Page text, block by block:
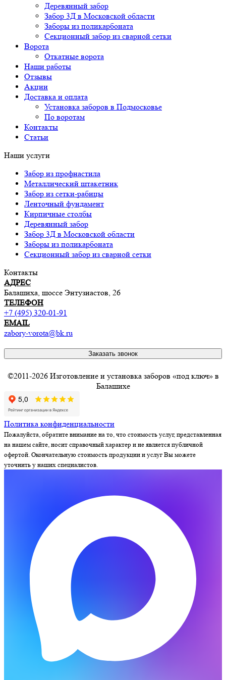
Деревянный забор
Забор 3Д в Московской области
Заборы из поликарбоната
Секционный забор из сварной сетки
Ворота
Откатные ворота
Наши работы
Отзывы
Акции
Доставка и оплата
Установка заборов в Подмосковье
По воротам
Контакты
Статьи
Наши услуги
Забор из профнастила
Металлический штакетник
Забор из сетки-рабицы
Ленточный фундамент
Кирпичные столбы
Деревянный забор
Забор 3Д в Московской области
Заборы из поликарбоната
Секционный забор из сварной сетки
Контакты
АДРЕС
Балашиха, шоссе Энтузиастов, 26
ТЕЛЕФОН
+7 (495) 320-01-91
EMAIL
zabory-vorota@bk.ru
Заказать звонок
©2011-2026 Изготовление и установка заборов «под ключ» в
Балашихе
Политика конфиденциальности
Пожалуйста, обратите внимание на то, что стоимость услуг, представленная
на нашем сайте, носит справочный характер и не является публичной
офертой. Окончательную стоимость продукции и услуг Вы можете
уточнить у наших специалистов.